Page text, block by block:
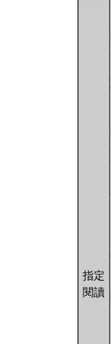
指定
閱讀